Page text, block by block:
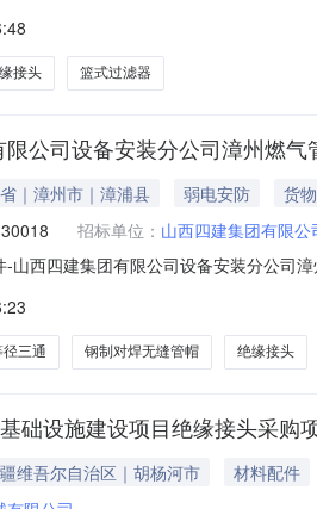
件:新疆油建公司-油田第三项目部和田地
接头 篮式过滤器
公司设备安装分公司漳州燃
｜漳州市｜漳浦县 弱电安防
货物
招标单位： 山西四建集团有限公
-山西四建集团有限公司设备安装分公司
件-山西四建集团有限公司设备安装分公
团有限
三通 钢制对焊无缝管帽 绝缘接头
础设施建设项目绝缘接头采购
维吾尔自治区｜胡杨河市
材料配件